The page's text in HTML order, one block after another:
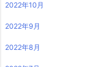
2022年10月
2022年9月
2022年8月